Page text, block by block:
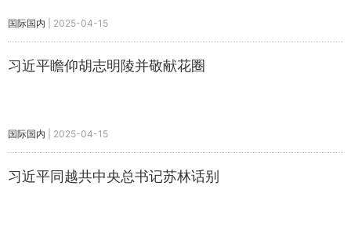
国际国内 2025-04-15
习近平瞻仰胡志明陵并敬献花圈
国际国内 2025-04-15
习近平同越共中央总书记苏林话别